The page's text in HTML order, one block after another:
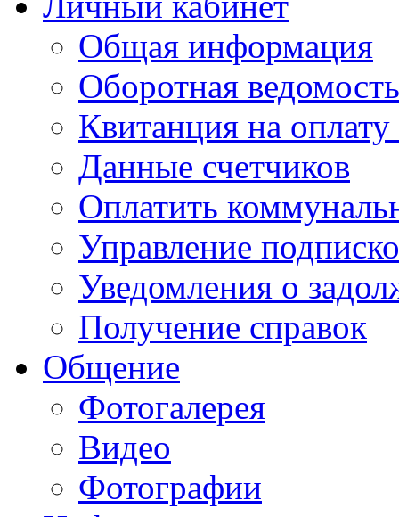
Общая информация
Оборотная ведомость
Квитанция на
Данные счетчиков
Оплатить
Управление
Уведомления о
Получение справок
Общение
Фотогалерея
Видео
Фотографии